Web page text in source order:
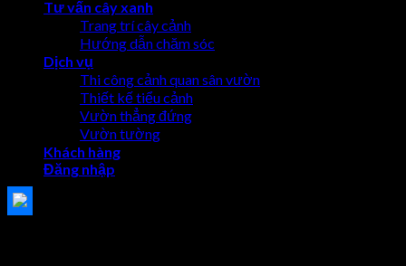
Tư vấn cây xanh
Trang trí cây cảnh
Hướng dẫn chăm sóc
Dịch vụ
Thi công cảnh quan sân vườn
Thiết kế tiểu cảnh
Vườn thẳng đứng
Vườn tường
Khách hàng
Đăng nhập